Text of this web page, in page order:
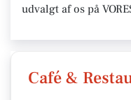
udvalgt af os på
Café &